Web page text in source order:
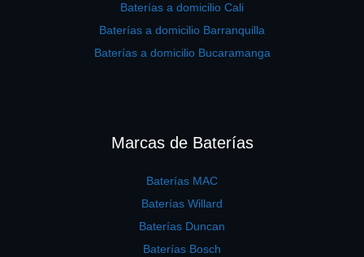
Baterías a domicilio Cali
Baterías a domicilio Barranquilla
Baterías a domicilio Bucaramanga
Marcas de Baterías
Baterías MAC
Baterías Willard
Baterías Duncan
Baterías Bosch